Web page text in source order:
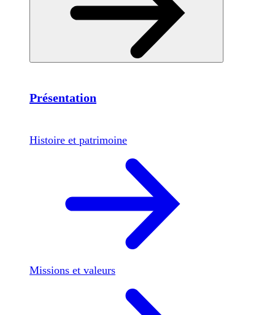
Présentation
Histoire et patrimoine
Missions et valeurs